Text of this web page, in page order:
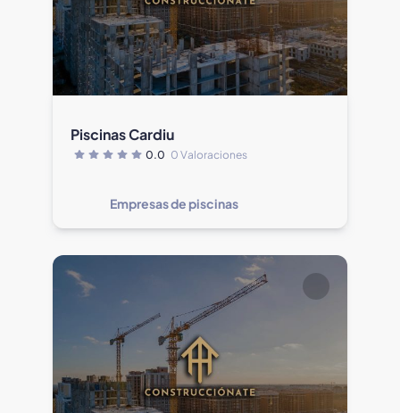
Piscinas Cardiu
0.0 0 Valoraciones
Empresas de piscinas